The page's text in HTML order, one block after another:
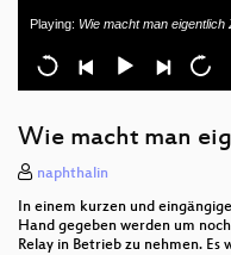
█████haus - WTF
Internet für ein
Cutting the Onion –
Solarversorgung auf
macht
Playing: Wie macht man eigentlich
Wie macht man
naphthalin
In einem kurzen und
Hand gegeben werden um
Relay in Betrieb zu nehmen.